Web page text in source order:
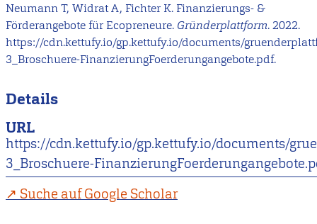
Neumann T, Widrat A, Fichter K. Finanzierungs- &
Förderangebote für Ecopreneure. Gründerplattform. 2022.
https://cdn.kettufy.io/gp.kettufy.io/documents/
3_Broschuere-FinanzierungFoerderungangebote.pdf.
Details
URL
https://cdn.kettufy.io/gp.kettufy.io/documents/
3_Broschuere-
Suche auf Google Scholar